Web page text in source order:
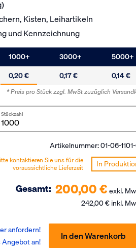
Kisten, Leihartikeln
und Kennzeichnung
1000+ 3000+ 5000+
0,20 € 0,17 € 0,14 €
* Preis pro Stück zzgl. MwStzuzüglich
Stückzahl
Artikelnummer:01-06-
In
kontaktieren Sie uns für die
voraussichtliche Lieferzeit
Gesamt: 200,00 €exkl.
242,00 € inkl.
In den Warenkorb
anfordern!
an!